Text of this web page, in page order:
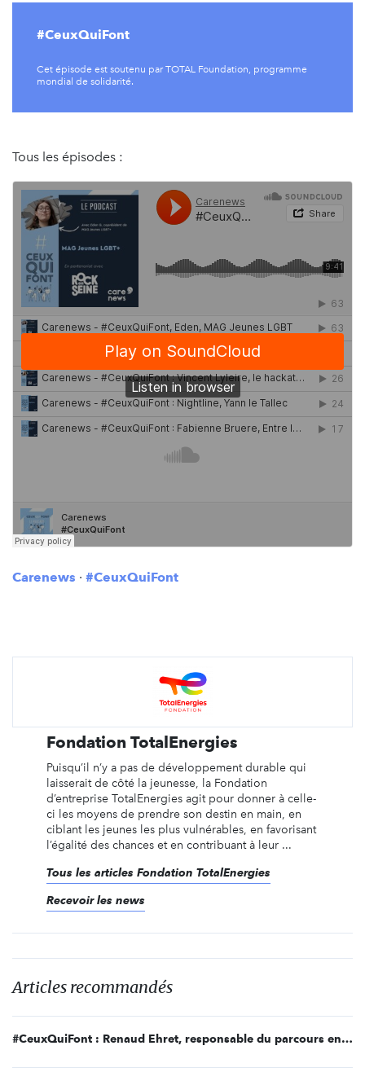
#CeuxQuiFont
Cet épisode est soutenu par TOTAL Foundation, programme
mondial de solidarité.
Tous les épisodes :
Carenews · #CeuxQuiFont
Fondation TotalEnergies
Puisqu’il n’y a pas de développement durable qui
laisserait de côté la jeunesse, la Fondation
d’entreprise TotalEnergies agit pour donner à celle-
ci les moyens de prendre son destin en main, en
ciblant les jeunes les plus vulnérables, en favorisant
l’égalité des chances et en contribuant à leur ...
Tous les articles Fondation TotalEnergies
Recevoir les news
Articles recommandés
#CeuxQuiFont : Renaud Ehret, responsable du parcours entreprise à La Cravate Solidaire